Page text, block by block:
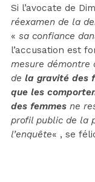
Si l’avocate de
réexamen de la
« sa confiance
l’accusation est
mesure démontre
de la gravité des
que les
des femmes ne
profil public de la
l’enquête« , se